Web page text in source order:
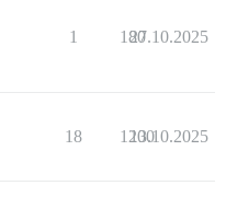
1 180
27.10.2025
18 1200
13.10.2025